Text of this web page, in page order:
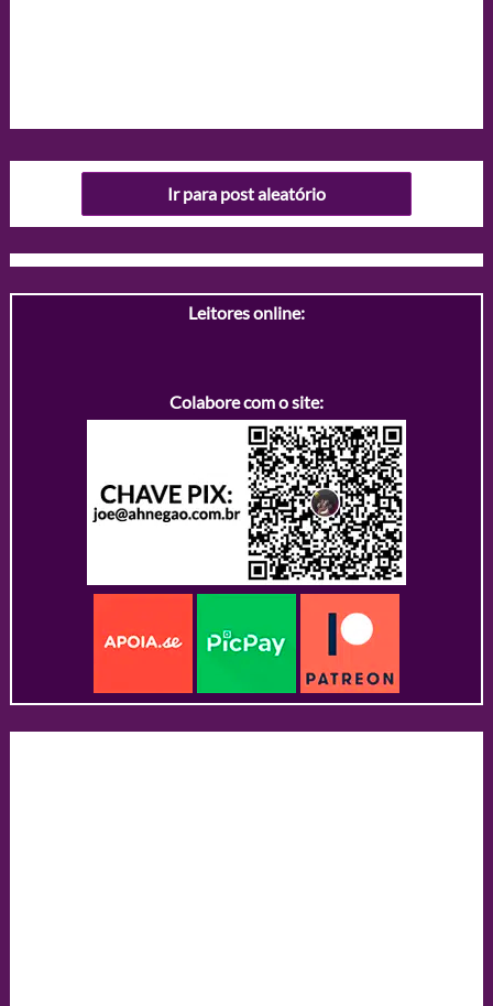
Ir para post aleatório
Leitores online:
Colabore com o site: